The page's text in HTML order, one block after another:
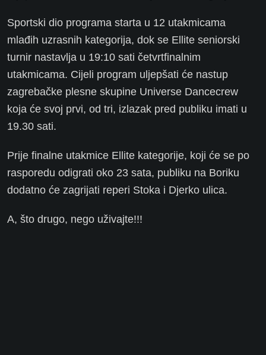
Sportski dio programa starta u 12 utakmicama
mlađih uzrasnih kategorija, dok se Ellite seniorski
turnir nastavlja u 19:10 sati četvrtfinalnim
utakmicama. Cijeli program uljepšati će nastup
zagrebačke plesne skupine Universe Dancecrew
koja će svoj prvi, od tri, izlazak pred publiku imati u
19.30 sati.
Prije finalne utakmice Ellite kategorije, koji će se po
rasporedu odigrati oko 23 sata, publiku na Boriku
dodatno će zagrijati reperi Stoka i Djerko ulica.
A, što drugo, nego uživajte!!!